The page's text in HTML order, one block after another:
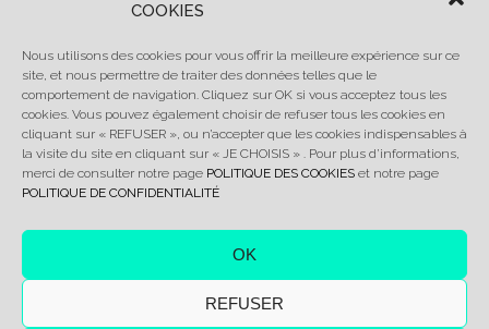
COOKIES
Nous utilisons des cookies pour vous offrir la meilleure expérience sur ce
site, et nous permettre de traiter des données telles que le
comportement de navigation. Cliquez sur OK si vous acceptez tous les
cookies. Vous pouvez également choisir de refuser tous les cookies en
cliquant sur « REFUSER », ou n’accepter que les cookies indispensables à
la visite du site en cliquant sur « JE CHOISIS » . Pour plus d’informations,
merci de consulter notre page POLITIQUE DES COOKIES et notre page
POLITIQUE DE CONFIDENTIALITÉ
OK
REFUSER
Tendances et couleurs
Création
COM VISUELLE
Création de logos
Chartes graphiques
Graphisme, 3D